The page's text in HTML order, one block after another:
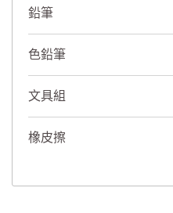
鉛筆
色鉛筆
文具組
橡皮擦